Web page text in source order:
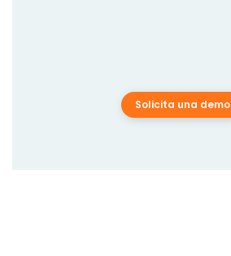
Solicita una demo